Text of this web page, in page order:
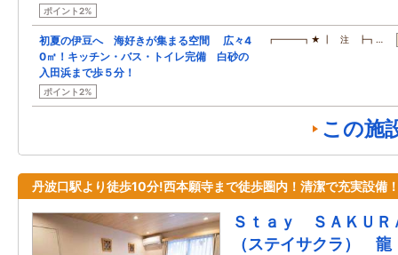
ポイント2%
初夏の伊豆へ 海好きが集まる空間 広々4
0㎡！キッチン・バス・トイレ完備 白砂の
入田浜まで歩５分！
ポイント2%
┏━━━┓★ ┃ 注 ┣┓…
この施
丹波口駅より徒歩10分!西本願寺まで徒歩圏内！清潔で充実設備
Ｓｔａｙ ＳＡＫＵ
（ステイサクラ） 龍